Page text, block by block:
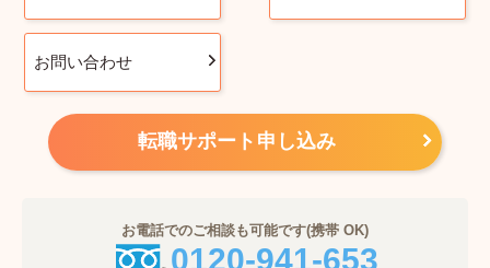
お問い合わせ
転職サポート申し込み
お電話でのご相談も可能です(携帯 OK)
0120-941-653